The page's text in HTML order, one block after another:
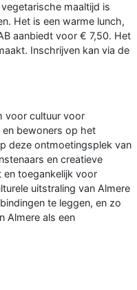
maaltijd is
Het is een warme lunch,
aanbiedt voor € 7,50. Het
Inschrijven kan via de
voor cultuur voor
bewoners op het
deze ontmoetingsplek van
en creatieve
en toegankelijk voor
uitstraling van Almere
te leggen, en zo
Almere als een